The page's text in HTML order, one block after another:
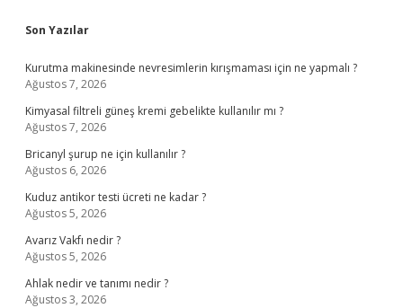
Sidebar
Son Yazılar
Kurutma makinesinde nevresimlerin kırışmaması için ne yapmalı ?
Ağustos 7, 2026
Kimyasal filtreli güneş kremi gebelikte kullanılır mı ?
Ağustos 7, 2026
Bricanyl şurup ne için kullanılır ?
Ağustos 6, 2026
Kuduz antikor testi ücreti ne kadar ?
Ağustos 5, 2026
Avarız Vakfı nedir ?
Ağustos 5, 2026
Ahlak nedir ve tanımı nedir ?
Ağustos 3, 2026